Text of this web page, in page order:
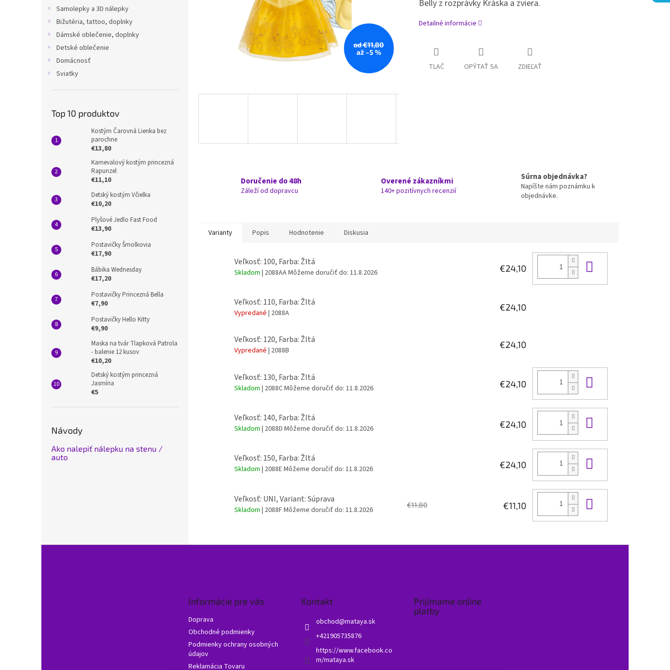
Samolepky a 3D nálepky
Bižutéria, tattoo, doplnky
Dámské oblečenie, doplnky
Detské oblečenie
Domácnosť
Sviatky
Top 10 produktov
Kostým Čarovná Lienka bez
parochne
€13,80
Karnevalový kostým princezná
Rapunzel
€11,10
Detský kostým Včielka
€10,20
Plyšové Jedlo Fast Food
€13,90
Postavičky Šmolkovia
€17,90
Bábika Wednesday
€17,20
Postavičky Princezná Bella
€7,90
Postavičky Hello Kitty
€9,90
Maska na tvár Tlapková Patrola
- balenie 12 kusov
€10,20
Detský kostým princezná
Jasmína
€5
Návody
Ako nalepiť nálepku na stenu /
auto
od €11,80
až –5 %
Belly z rozprávky Kráska a zviera.
Detailné informácie
TLAČ OPÝTAŤ SA ZDIEĽAŤ
Doručenie do 48h
Záleží od dopravcu
Overené zákazníkmi
140+ pozitívnych recenzií
Súrna objednávka?
Napíšte nám poznámku k
objednávke.
Varianty Popis Hodnotenie Diskusia
Veľkosť: 100, Farba: Žltá
Skladom | 2088AAMôžeme doručiť do: 11.8.2026 €24,10
Veľkosť: 110, Farba: Žltá
Vypredané | 2088A
€24,10
Veľkosť: 120, Farba: Žltá
Vypredané | 2088B
€24,10
Veľkosť: 130, Farba: Žltá
Skladom | 2088CMôžeme doručiť do: 11.8.2026 €24,10
Veľkosť: 140, Farba: Žltá
Skladom | 2088D Môžeme doručiť do: 11.8.2026 €24,10
Veľkosť: 150, Farba: Žltá
Skladom | 2088EMôžeme doručiť do: 11.8.2026 €24,10
Veľkosť: UNI, Variant: Súprava
Skladom | 2088F Môžeme doručiť do: 11.8.2026 €11,80 €11,10
Informácie pre vás
Doprava
Obchodné podmienky
Podmienky ochrany osobných
údajov
Reklamácia Tovaru
Kontakt
obchod@mataya.sk
+421905735876
https://www.facebook.co
m/mataya.sk
Prijímame online
platby